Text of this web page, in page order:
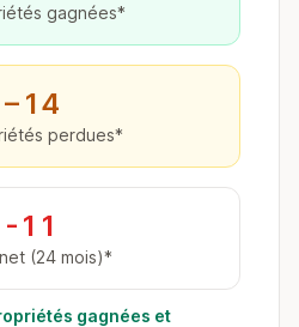
gagnées*
−14
perdues*
-11
(24 mois)*
gagnées et